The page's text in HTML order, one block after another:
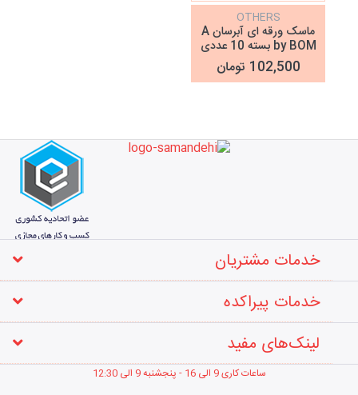
OTHERS
ماسک ورقه ای آبرسان A
by BOM بسته 10 عددی
102,500 تومان
خدمات مشتریان
خدمات پیراکده
لینک‌های مفید
ساعات کاری 9 الی 16 - پنجشنبه 9 الی 12 :30